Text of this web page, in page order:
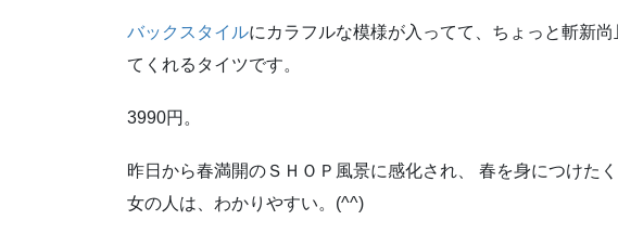
バックスタイルにカラフルな模様が入ってて、ちょっと斬新
てくれるタイツです。
3990円。
昨日から春満開のＳＨＯＰ風景に感化され、 春を身につけたく
女の人は、わかりやすい。(^^)